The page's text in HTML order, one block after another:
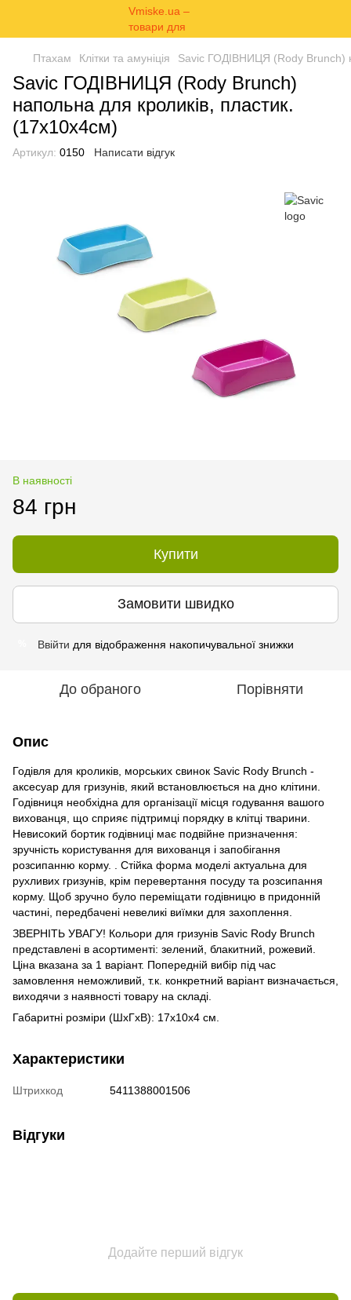
Птахам Клітки та амуніція Savic ГОДІВНИЦЯ (Rody Brunch)
Savic ГОДІВНИЦЯ (Rody Brunch)
напольна для кроликів, пластик.
(17х10х4см)
Артикул: 0150 Написати відгук
В наявності
84 грн
Купити
Замовити швидко
Ввійти для відображення накопичувальної знижки
До обраного Порівняти
Опис
Годівля для кроликів, морських свинок Savic Rody Brunch -
аксесуар для гризунів, який встановлюється на дно клітини.
Годівниця необхідна для організації місця годування вашого
вихованця, що сприяє підтримці порядку в клітці тварини.
Невисокий бортик годівниці має подвійне призначення:
зручність користування для вихованця і запобігання
розсипанню корму. . Стійка форма моделі актуальна для
рухливих гризунів, крім перевертання посуду та розсипання
корму. Щоб зручно було переміщати годівницю в придонній
частині, передбачені невеликі виїмки для захоплення.
ЗВЕРНІТЬ УВАГУ! Кольори для гризунів Savic Rody Brunch
представлені в асортименті: зелений, блакитний, рожевий.
Ціна вказана за 1 варіант. Попередній вибір під час
замовлення неможливий, т.к. конкретний варіант визначається,
виходячи з наявності товару на складі.
Габаритні розміри (ШхГхВ): 17х10х4 см.
Характеристики
Штрихкод 5411388001506
Відгуки
Додайте перший відгук